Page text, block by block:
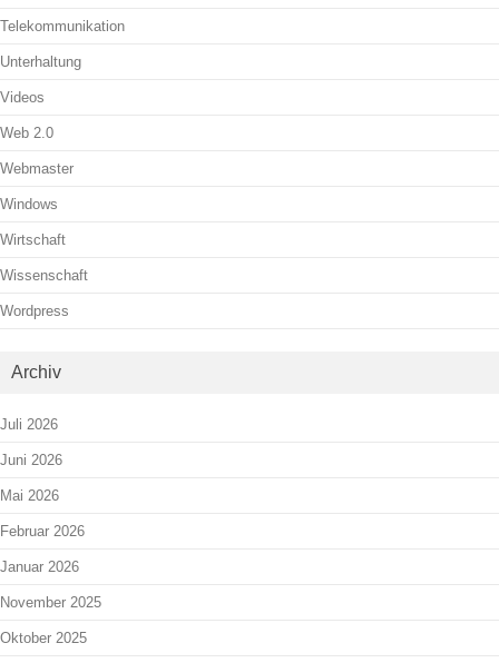
Telekommunikation
Unterhaltung
Videos
Web 2.0
Webmaster
Windows
Wirtschaft
Wissenschaft
Wordpress
Archiv
Juli 2026
Juni 2026
Mai 2026
Februar 2026
Januar 2026
November 2025
Oktober 2025